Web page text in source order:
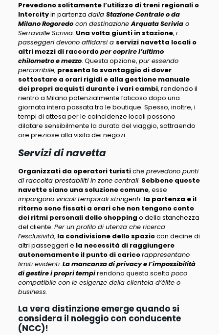
Prevedono solitamente l’utilizzo di treni regionali o
Intercityin partenza dalla Stazione Centrale o da
Milano Rogoredocon destinazioneArquata Scriviao
Serravalle Scrivia. Una volta giunti in stazione, i
passeggeri devono affidarsi a servizi navetta locali o
altri mezzi di raccordoper coprire l’ultimo
chilometro e mezzo. Questa opzione, pur essendo
percorribile, presenta lo svantaggio di dover
sottostare a orari rigidi e alla gestione manuale
dei propri acquisti durante i vari cambi, rendendo il
rientro a Milano potenzialmente faticoso dopo una
giornata intera passata tra le boutique. Spesso, inoltre, i
tempi di attesa per le coincidenze locali possono
dilatare sensibilmente la durata del viaggio, sottraendo
ore preziose alla visita dei negozi.
Servizi di navetta
Organizzati da operatori turistiche prevedono punti
di raccolta prestabiliti in zone centrali. Sebbene queste
navette siano una soluzione comune, esse
impongono vincoli temporali stringenti: la partenza e il
ritorno sono fissati a orari che non tengono conto
dei ritmi personali dello shopping o della stanchezza
del cliente. Per un profilo di utenza che ricerca
l’esclusività, la condivisione dello spaziocon decine di
altri passeggeri e la necessità di raggiungere
autonomamente il punto di caricorappresentano
limiti evidenti. La mancanza di privacy e l’impossibilità
di gestire i propri tempirendono questa scelta poco
compatibile con le esigenze della clientela d’élite o
business.
La vera distinzione emerge quando si
considera il noleggio con conducente
(NCC)!